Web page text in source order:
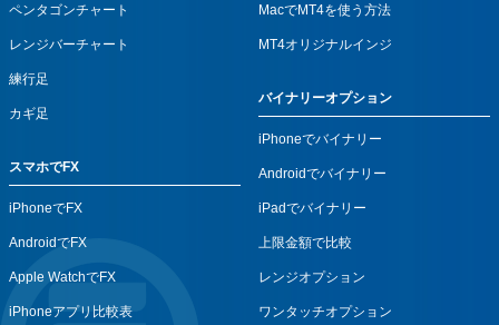
ペンタゴンチャート
レンジバーチャート
練行足
カギ足
スマホでFX
iPhoneでFX
AndroidでFX
Apple WatchでFX
iPhoneアプリ比較表
MacでMT4を使う方法
MT4オリジナルインジ
バイナリーオプション
iPhoneでバイナリー
Androidでバイナリー
iPadでバイナリー
上限金額で比較
レンジオプション
ワンタッチオプション